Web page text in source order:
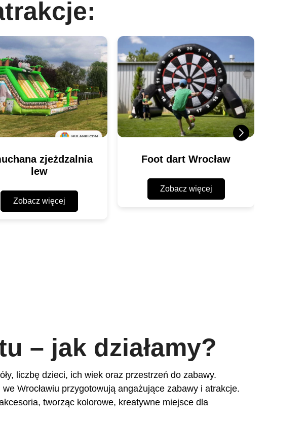
zjeżdzalnia
lew
Zobacz więcej
Foot dart Wrocław
Zobacz więcej
– jak działamy?
liczbę dzieci, ich wiek oraz przestrzeń do zabawy.
Wrocławiu przygotowują angażujące zabawy i atrakcje.
tworząc kolorowe, kreatywne miejsce dla